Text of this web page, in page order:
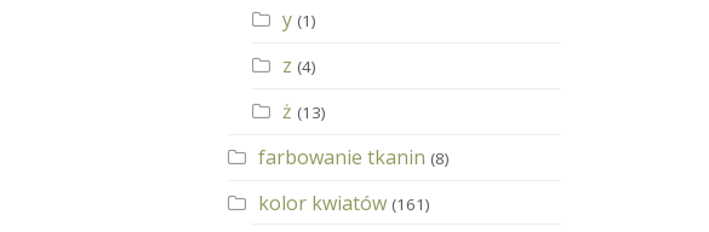
y (1)
z (4)
ż (13)
farbowanie tkanin (8)
kolor kwiatów (161)